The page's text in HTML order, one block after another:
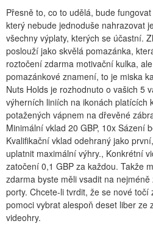
Přesně to, co to udělá, bude
který nebude jednoduše nahrazovat
všechny výplaty, kterých se účastní.
poslouží jako skvělá pomazánka,
roztočení zdarma motivační kulka,
pomazánkové znamení, to je miska
Nuts Holds je rozhodnuto o vašich 5
výherních liniích na ikonách platících
potažených vápnem na dřevěné
Minimální vklad 20 GBP, 10x Sázení
Kvalifikační vklad odehraný jako
uplatnit maximální výhry., Konkrétní
zatočení 0,1 GBP za každou. Takže
zdarma byste měli vsadit na
porty. Chcete-li tvrdit, že se nové
pomoci vybrat alespoň deset liber ze
videohry.